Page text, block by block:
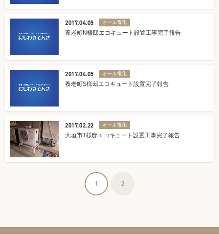
2017.04.05 オール電化
養老町N様邸エコキュート設置工事完了報告
2017.04.05 オール電化
養老町S様邸エコキュート設置完了報告
2017.02.22 オール電化
大垣市T様邸エコキュート設置工事完了報告
1 2